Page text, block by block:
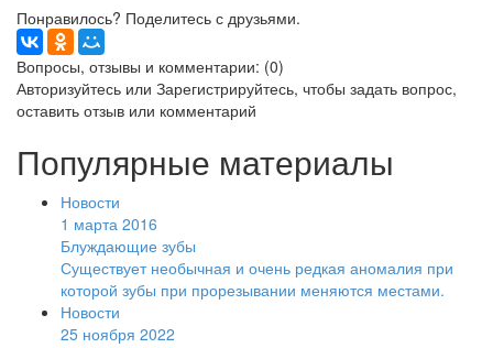
Понравилось? Поделитесь с друзьями.
Вопросы, отзывы и комментарии: (0)
Авторизуйтесь или Зарегистрируйтесь, чтобы задать вопрос,
оставить отзыв или комментарий
Популярные материалы
Новости
1 марта 2016
Блуждающие зубы
Существует необычная и очень редкая аномалия при
которой зубы при прорезывании меняются местами.
Новости
25 ноября 2022